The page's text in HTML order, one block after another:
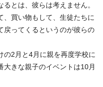
とは、彼らは考えません。
、買い物もして、生徒たちに
戻ってくるというのが彼らの
の2月と4月に親を再度学校に
きな親子のイベントは10月